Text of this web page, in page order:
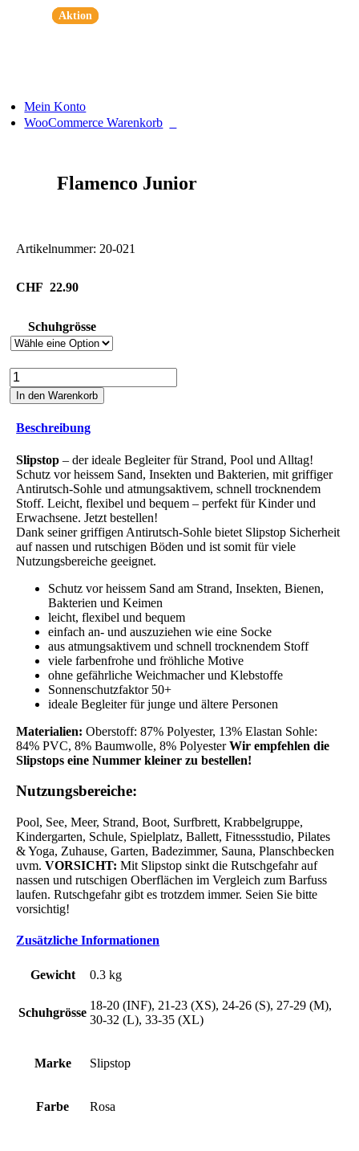
Mein Konto
WooCommerce Warenkorb
Flamenco Junior
Artikelnummer: 20-021
CHF 22.90
Schuhgrösse
Flamenco
Junior
Menge
In den Warenkorb
Beschreibung
Slipstop – der ideale Begleiter für Strand, Pool und Alltag!
Schutz vor heissem Sand, Insekten und Bakterien, mit griffiger
Antirutsch-Sohle und atmungsaktivem, schnell trocknendem
Stoff. Leicht, flexibel und bequem – perfekt für Kinder und
Erwachsene. Jetzt bestellen!
Dank seiner griffigen Antirutsch-Sohle bietet Slipstop Sicherheit
auf nassen und rutschigen Böden und ist somit für viele
Nutzungsbereiche geeignet.
Schutz vor heissem Sand am Strand, Insekten, Bienen,
Bakterien und Keimen
leicht, flexibel und bequem
einfach an- und auszuziehen wie eine Socke
aus atmungsaktivem und schnell trocknendem Stoff
viele farbenfrohe und fröhliche Motive
ohne gefährliche Weichmacher und Klebstoffe
Sonnenschutzfaktor 50+
ideale Begleiter für junge und ältere Personen
Materialien: Oberstoff: 87% Polyester, 13% Elastan Sohle:
84% PVC, 8% Baumwolle, 8% PolyesterWir empfehlen die
Slipstops eine Nummer kleiner zu bestellen!
Nutzungsbereiche:
Pool, See, Meer, Strand, Boot, Surfbrett, Krabbelgruppe,
Kindergarten, Schule, Spielplatz, Ballett, Fitnessstudio, Pilates
& Yoga, Zuhause, Garten, Badezimmer, Sauna, Planschbecken
uvm.VORSICHT: Mit Slipstop sinkt die Rutschgefahr auf
nassen und rutschigen Oberflächen im Vergleich zum Barfuss
laufen. Rutschgefahr gibt es trotzdem immer. Seien Sie bitte
vorsichtig!
Zusätzliche Informationen
Gewicht 0.3 kg
Schuhgrösse
18-20 (INF), 21-23 (XS), 24-26 (S), 27-29 (M),
30-32 (L), 33-35 (XL)
Marke Slipstop
Farbe Rosa
Aktion
Aktion
Aktion